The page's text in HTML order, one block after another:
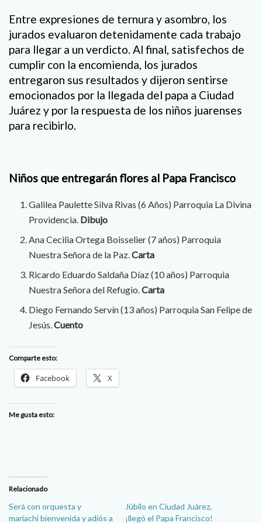
Entre expresiones de ternura y asombro, los
jurados evaluaron detenidamente cada trabajo
para llegar a un verdicto. Al final, satisfechos de
cumplir con la encomienda, los jurados
entregaron sus resultados y dijeron sentirse
emocionados por la llegada del papa a Ciudad
Juárez y por la respuesta de los niños juarenses
para recibirlo.
Niños que entregarán flores al Papa Francisco
Galilea Paulette Silva Rivas (6 Años) Parroquia La Divina
Providencia. Dibujo
Ana Cecilia Ortega Boisselier (7 años) Parroquia
Nuestra Señora de la Paz.Carta
Ricardo Eduardo Saldaña Díaz (10 años) Parroquia
Nuestra Señora del Refugio.Carta
Diego Fernando Servín (13 años) Parroquia San Felipe de
Jesús.Cuento
Comparte esto:
Facebook X
Me gusta esto:
Relacionado
Será con orquesta y
mariachi bienvenida y adiós a
Júbilo en Ciudad Juárez,
¡llegó el Papa Francisco!